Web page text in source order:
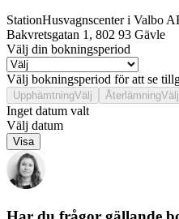
StationHusvagnscenter i Valbo
Bakvretsgatan 1 , 802 93 Gävle
Välj din bokningsperiod
Välj bokningsperiod för att se
UpphämtningVälj ÅterlämningVälj
Inget datum valt
Välj datum
Visa